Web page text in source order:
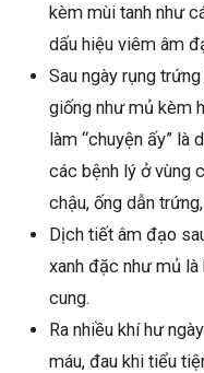
kèm mùi tanh như
dấu hiệu viêm âm
Sau ngày rụng
giống như mủ kèm
làm “chuyện ấy” là
các bệnh lý ở vùng
chậu, ống dẫn
Dịch tiết âm đạo
xanh đặc như mủ
cung.
Ra nhiều khí hư
máu, đau khi tiểu